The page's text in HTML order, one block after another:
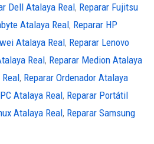
Dell Atalaya Real, Reparar Fujitsu
Atalaya Real, Reparar HP
Atalaya Real, Reparar Lenovo
Real, Reparar Medion Atalaya
, Reparar Ordenador Atalaya
Atalaya Real, Reparar Portátil
Atalaya Real, Reparar Samsung